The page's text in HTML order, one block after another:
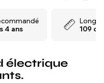
4 ans
109 cm
électrique